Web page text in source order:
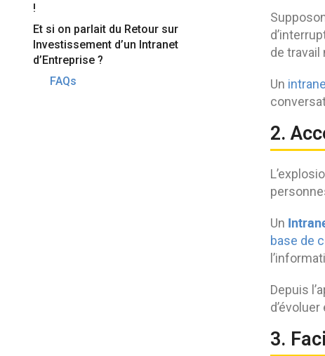
!
Et si on parlait du Retour sur
Investissement d’un Intranet
d’Entreprise ?
FAQs
de travail
Un
2.
Un
base de
Depuis
3.